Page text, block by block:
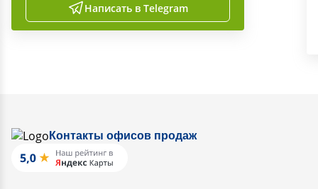
Написать в Telegram
Контакты офисов продаж